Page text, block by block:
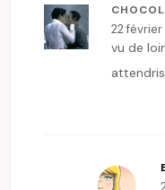
22
vu de